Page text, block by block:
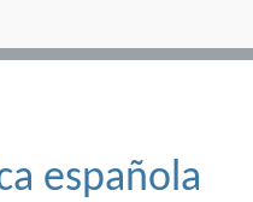
española